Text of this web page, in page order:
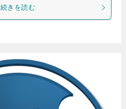
続きを読む